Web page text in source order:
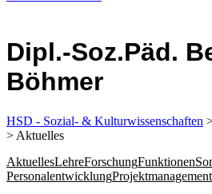
Dipl.-Soz.Päd.
Böhmer
HSD - Sozial- & Kulturwissenschaften
> Aktuelles
AktuellesLehreForschungFunktionen
Personalentwicklung